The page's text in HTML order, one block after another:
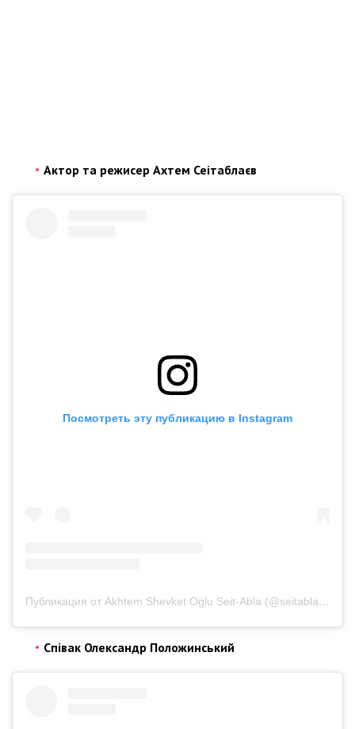
Актор та режисер Ахтем Сеітаблаєв
Посмотреть эту публикацию в Instagram
Публикация от Akhtem Shevket Oglu Seit-Abla (@seitablaiev)
Співак Олександр Положинський